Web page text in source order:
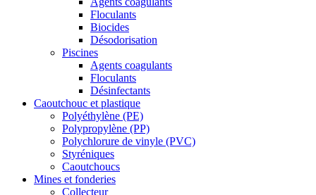
Floculants
Biocides
Désodorisation
Piscines
Agents coagulants
Floculants
Désinfectants
Caoutchouc et plastique
Polyéthylène (PE)
Polypropylène (PP)
Polychlorure de vinyle (PVC)
Styréniques
Caoutchoucs
Mines et fonderies
Collecteur